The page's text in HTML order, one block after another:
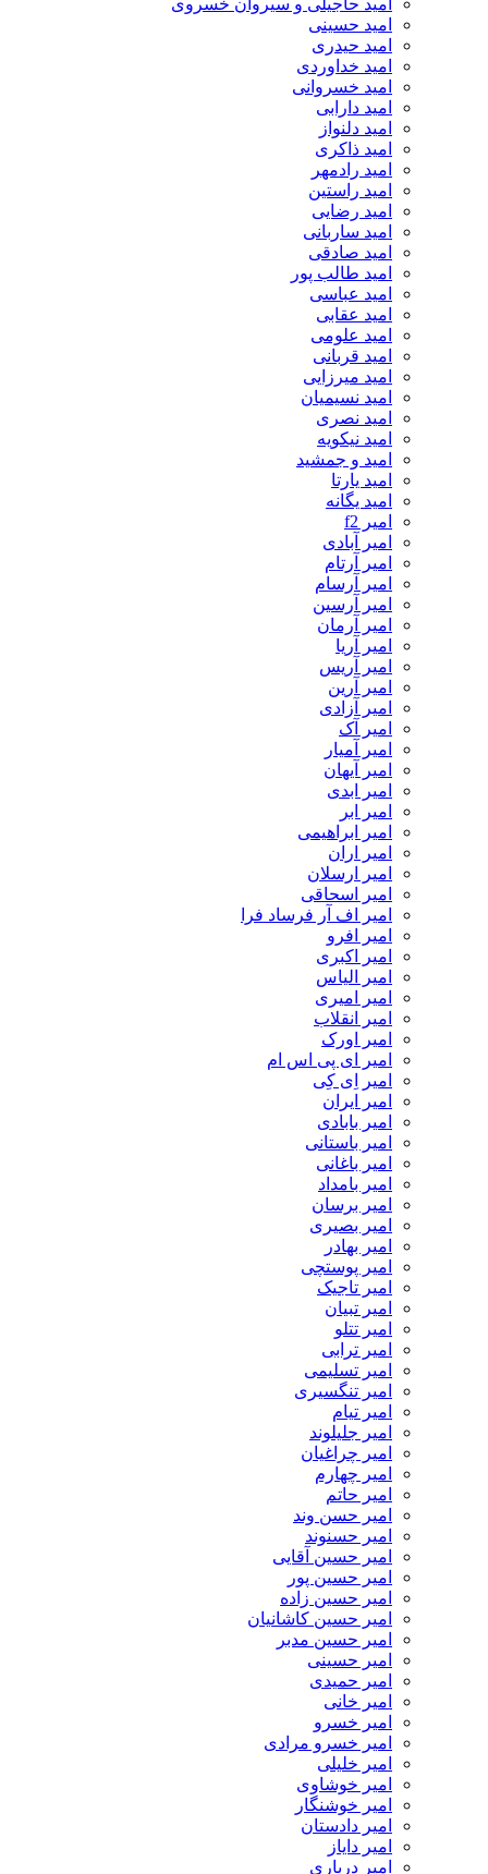
امید حاجیلی و سیروان خسروی
امید حسینی
امید حیدری
امید خداوردی
امید خسروانی
امید دارابی
امید دلنواز
امید ذاکری
امید رادمهر
امید راستین
امید رضایی
امید ساربانی
امید صادقی
امید طالب پور
امید عباسی
امید عقابی
امید علومی
امید قربانی
امید میرزایی
امید نسیمیان
امید نصری
امید نیکویه
امید و جمشید
امید یارتا
امید یگانه
امیر f2
امیر آبادی
امیر آرتام
امیر آرسام
امیر آرسین
امیر آرمان
امیر آریا
امیر آریس
امیر آرین
امیر آزادی
امیر آک
امیر آمیار
امیر آیهان
امیر ابدی
امیر ابر
امیر ابراهیمی
امیر اران
امیر ارسلان
امیر اسحاقی
امیر اف آر فرساد فرا
امیر افرو
امیر اکبری
امیر الیاس
امیر امیری
امیر انقلاب
امیر اورک
امیر ای پی اس ام
امیر اِی کِی
امیر ایران
امیر بابادی
امیر باستانی
امیر باغانی
امیر بامداد
امیر برسان
امیر بصیری
امیر بهادر
امیر پوستچی
امیر تاجیک
امیر تبیان
امیر تتلو
امیر ترابی
امیر تسلیمی
امیر تنگسیری
امیر تیام
امیر جلیلوند
امیر چراغیان
امیر چهارم
امیر حاتم
امیر حسن وند
امیر حسنوند
امیر حسین آقایی
امیر حسین پور
امیر حسین زاده
امیر حسین کاشانیان
امیر حسین مدبر
امیر حسینی
امیر حمیدی
امیر خانی
امیر خسرو
امیر خسرو مرادی
امیر خلیلی
امیر خوشاوی
امیر خوشنگار
امیر دادستان
امیر دایاز
امیر درباری